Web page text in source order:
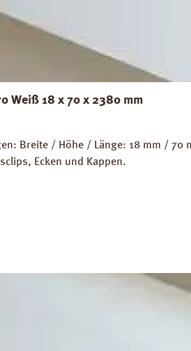
Weiß 18 x 70 x 2380 mm
Breite / Höhe / Länge: 18 mm /
Ecken und Kappen.